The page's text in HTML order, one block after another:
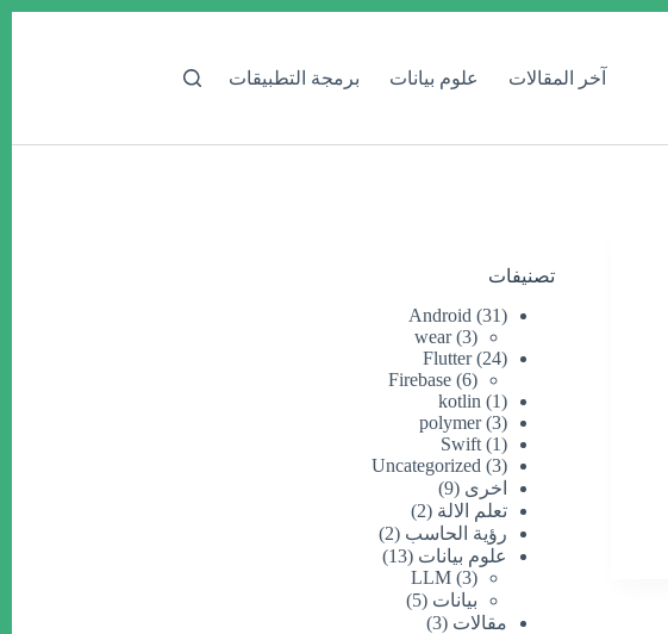
آخر المقالات علوم بيانات برمجة التطبيقات
تصنيفات
Android (31)
wear(3)
Flutter(24)
Firebase(6)
kotlin (1)
polymer(3)
Swift(1)
Uncategorized (3)
اخرى (9)
تعلم الالة (2)
رؤية الحاسب (2)
علوم بيانات (13)
LLM(3)
بيانات (5)
مقالات (3)